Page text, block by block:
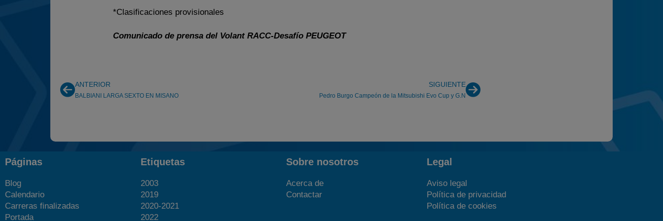
*Clasificaciones provisionales
Comunicado de prensa del Volant RACC-Desafío PEUGEOT
ANTERIOR
BALBIANI LARGA SEXTO EN MISANO
SIGUIENTE
Pedro Burgo Campeón de la Mitsubishi Evo Cup y G.N
Páginas
Blog
Calendario
Carreras finalizadas
Portada
Etiquetas
2003
2019
2020-2021
2022
Sobre nosotros
Acerca de
Contactar
Legal
Aviso legal
Política de privacidad
Política de cookies